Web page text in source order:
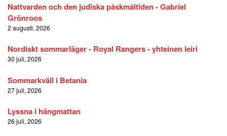
Nattvarden och den judiska påskmåltiden - Gabriel
Grönroos
2 augusti, 2026
Nordiskt sommarläger - Royal Rangers - yhteinen leiri
30 juli, 2026
Sommarkväll i Betania
27 juli, 2026
Lyssna i hängmattan
26 juli, 2026